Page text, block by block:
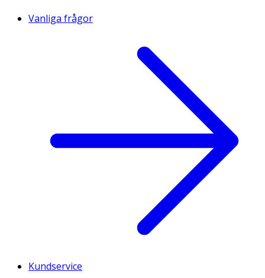
Vanliga frågor
Kundservice